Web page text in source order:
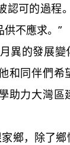
認可的過程
不應求。”
的發展變
和同伴們希
助力大灣區
，除了鄉